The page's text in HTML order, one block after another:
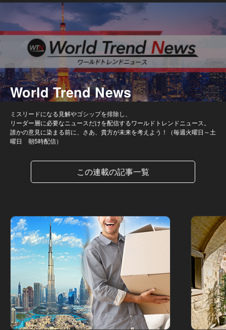
World Trend News
ミスリードになる見解やゴシップを排除し、
リーダー層に必要なニュースだけを配信するワールドトレンドニュース。
誰かの意見に染まる前に、さあ、貴方が未来を考えよう！（毎週火曜日～土
曜日 朝5時配信）
この連載の記事一覧